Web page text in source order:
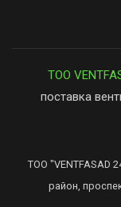
ТОО
поставка
ТОО "VENTFASAD
район,